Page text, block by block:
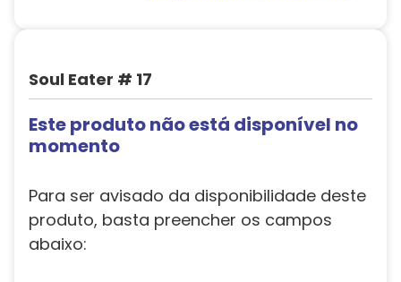
Soul Eater # 17
Este produto não está disponível no
momento
Para ser avisado da disponibilidade deste
produto, basta preencher os campos
abaixo: